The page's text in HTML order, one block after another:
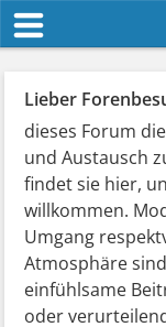
Lieber
dieses Forum
und Austausch
findet sie hier,
willkommen.
Umgang
Atmosphäre
einfühlsame
oder